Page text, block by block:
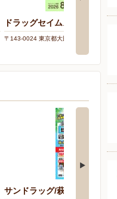
ドラッグセイムス 大森中央店
〒143-0024 東京都大田区中央3-26-22
サンドラッグ/萩中店